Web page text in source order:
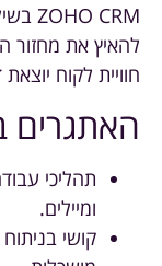
להאיץ את מחזור
חוויית לקוח יוצאת
האתגרים
תהליכי
ומיילים.
קושי